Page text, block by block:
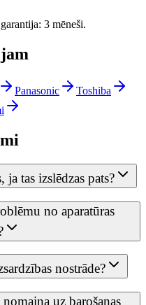
3 mēneši.
Panasonic
Toshiba
tas izslēdzas pats?
no aparatūras
nostrāde?
uz barošanas